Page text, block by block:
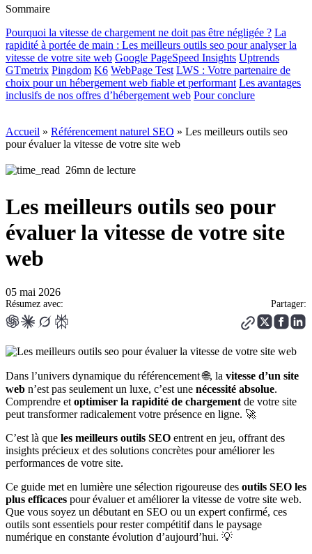
Sommaire
Pourquoi la vitesse de chargement ne doit pas être négligée ? La
rapidité à portée de main : Les meilleurs outils seo pour analyser la
vitesse de votre site web Google PageSpeed Insights Uptrends
GTmetrix Pingdom K6 WebPage Test LWS : Votre partenaire de
choix pour un hébergement web fiable et performant Les avantages
inclusifs de nos offres d’hébergement web Pour conclure
Accueil » Référencement naturel SEO » Les meilleurs outils seo
pour évaluer la vitesse de votre site web
26mn de lecture
Les meilleurs outils seo pour
évaluer la vitesse de votre site
web
05 mai 2026
Résumez avec: Partager:
Dans l’univers dynamique du référencement 🌐, la vitesse d’un site
web n’est pas seulement un luxe, c’est une nécessité absolue.
Comprendre et optimiser la rapidité de chargement de votre site
peut transformer radicalement votre présence en ligne. 🚀
C’est là que les meilleurs outils SEO entrent en jeu, offrant des
insights précieux et des solutions concrètes pour améliorer les
performances de votre site.
Ce guide met en lumière une sélection rigoureuse des outils SEO les
plus efficaces pour évaluer et améliorer la vitesse de votre site web.
Que vous soyez un débutant en SEO ou un expert confirmé, ces
outils sont essentiels pour rester compétitif dans le paysage
numérique en constante évolution d’aujourd’hui. 💡